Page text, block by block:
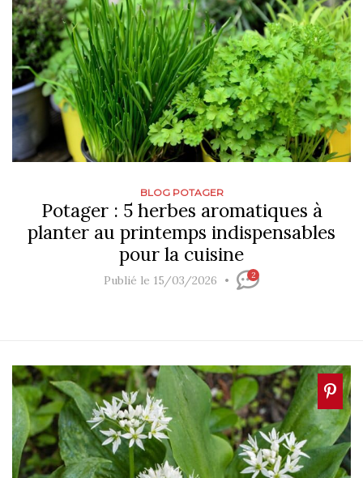
BLOG POTAGER
Potager : 5 herbes aromatiques à
planter au printemps indispensables
pour la cuisine
Publié le 15/03/2026 2